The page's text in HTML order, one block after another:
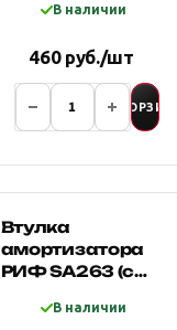
рессорВ наличии
460 руб./шт
В КОРЗИНУ
Втулка
амортизатора
РИФ SA263 (с
В наличии